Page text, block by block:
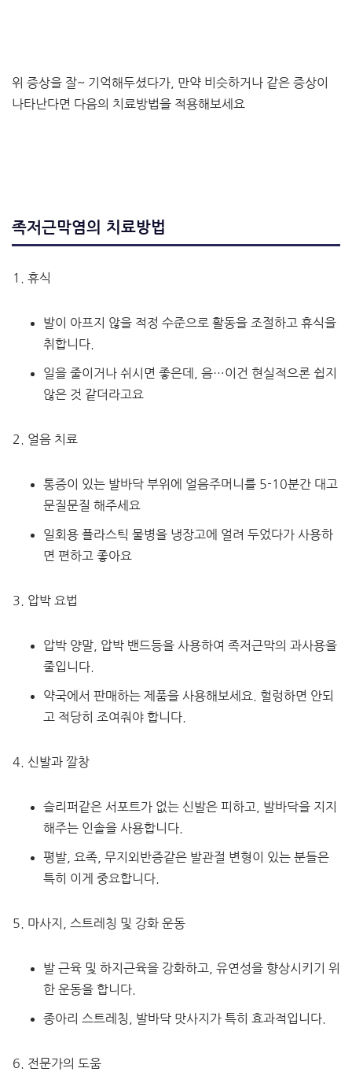
위 증상을 잘~ 기억해두셨다가, 만약 비슷하거나 같은 증상이
나타난다면 다음의 치료방법을 적용해보세요
족저근막염의 치료방법
휴식
발이 아프지 않을 적정 수준으로 활동을 조절하고 휴식을
취합니다.
일을 줄이거나 쉬시면 좋은데, 음…이건 현실적으론 쉽지
않은 것 같더라고요
얼음 치료
통증이 있는 발바닥 부위에 얼음주머니를 5-10분간 대고
문질문질 해주세요
일회용 플라스틱 물병을 냉장고에 얼려 두었다가 사용하
면 편하고 좋아요
압박 요법
압박 양말, 압박 밴드등을 사용하여 족저근막의 과사용을
줄입니다.
약국에서 판매하는 제품을 사용해보세요. 헐렁하면 안되
고 적당히 조여줘야 합니다.
신발과 깔창
슬리퍼같은 서포트가 없는 신발은 피하고, 발바닥을 지지
해주는 인솔을 사용합니다.
평발, 요족, 무지외반증같은 발관절 변형이 있는 분들은
특히 이게 중요합니다.
마사지, 스트레칭 및 강화 운동
발 근육 및 하지근육을 강화하고, 유연성을 향상시키기 위
한 운동을 합니다.
종아리 스트레칭, 발바닥 맛사지가 특히 효과적입니다.
전문가의 도움